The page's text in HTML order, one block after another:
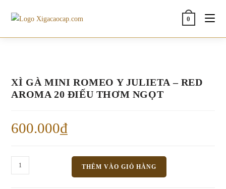
0
XÌ GÀ MINI ROMEO Y JULIETA – RED
AROMA 20 ĐIẾU THƠM NGỌT
600.000₫
Gà
THÊM VÀO GIỎ HÀNG